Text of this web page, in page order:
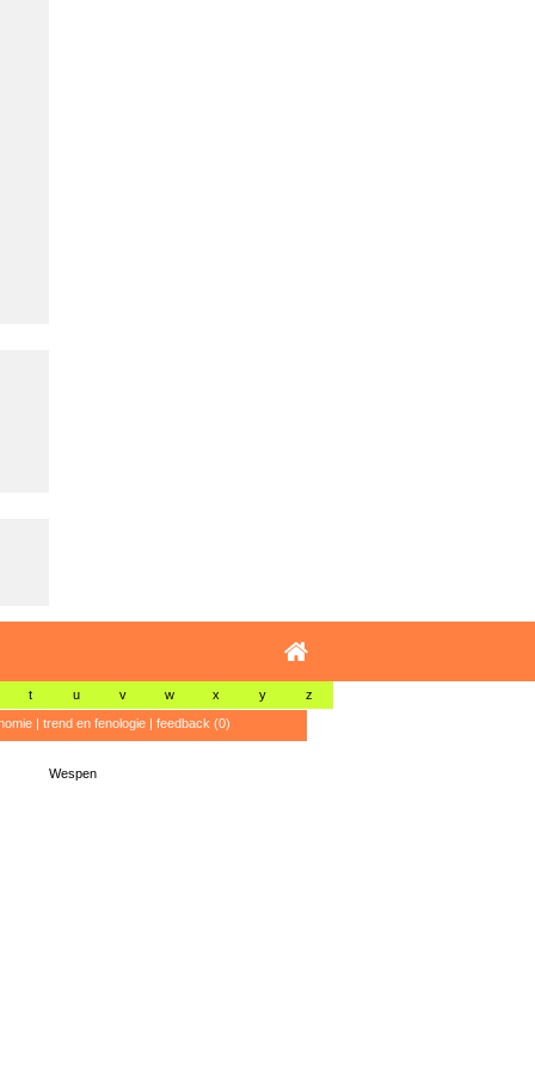
t u v w x y z
| trend en fenologie| feedback (0)
Wespen